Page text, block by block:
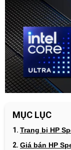
MỤC LỤC
Trang bị HP
Giá bán HP